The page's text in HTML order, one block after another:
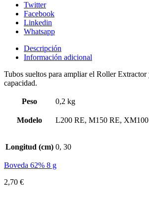
Twitter
Facebook
Linkedin
Whatsapp
Descripción
Información adicional
Tubos sueltos para ampliar el Roller Extractor
capacidad.
Peso 0,2 kg
Modelo L200 RE, M150 RE,
Longitud (cm) 0, 30
Boveda 62% 8 g
2,70 €